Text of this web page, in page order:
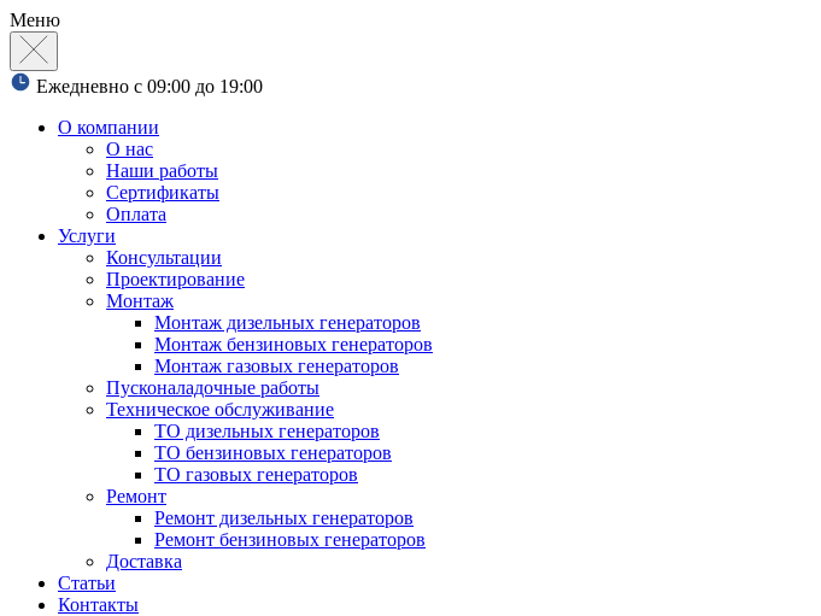
Меню
Ежедневно с 09:00 до 19:00
О компании
О нас
Наши работы
Сертификаты
Оплата
Услуги
Консультации
Проектирование
Монтаж
Монтаж дизельных генераторов
Монтаж бензиновых генераторов
Монтаж газовых генераторов
Пусконаладочные работы
Техническое обслуживание
ТО дизельных генераторов
ТО бензиновых генераторов
ТО газовых генераторов
Ремонт
Ремонт дизельных генераторов
Ремонт бензиновых генераторов
Доставка
Статьи
Контакты